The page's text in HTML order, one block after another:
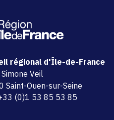
régional d'Île-de-France
Veil
et commune
Saint-Ouen-sur-Seine
(0)1 53 85 53 85